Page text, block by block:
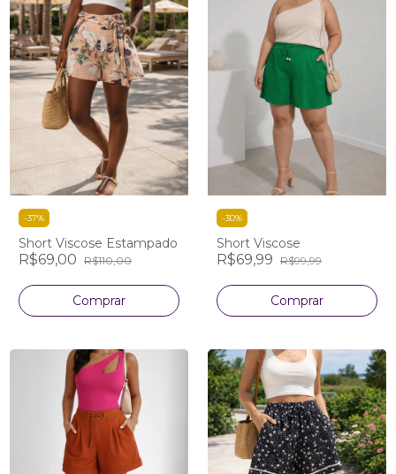
-37%
Short Viscose Estampado
R$69,00 R$110,00
Comprar
-30%
Short Viscose
R$69,99 R$99,99
Comprar